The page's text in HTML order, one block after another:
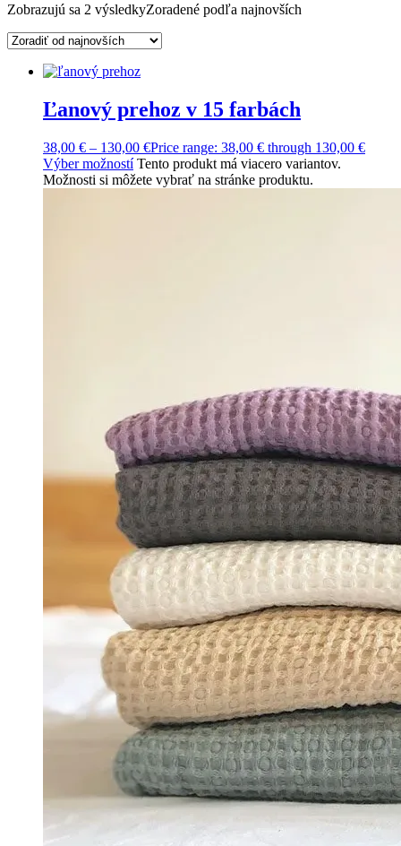
Zobrazujú sa 2 výsledkyZoradené podľa najnovších
Ľanový prehoz v 15 farbách
38,00 € – 130,00 €Price range: 38,00 € through 130,00 €
Výber možností Tento produkt má viacero variantov.
Možnosti si môžete vybrať na stránke produktu.